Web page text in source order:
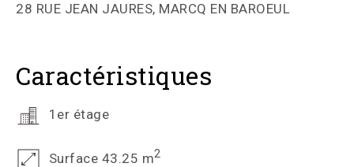
28 RUE JEAN JAURES, MARCQ EN BAROEUL
Caractéristiques
1er étage
Surface 43.25 m2